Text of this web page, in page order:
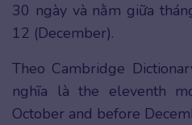
30 ngày và nằm giữa
12 (December).
Theo Cambridge
nghĩa là the eleventh
October and before